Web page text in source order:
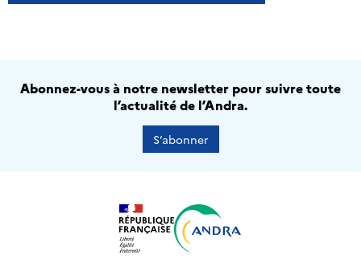
Abonnez-vous à notre newsletter pour suivre toute
l’actualité de l’Andra.
S’abonner